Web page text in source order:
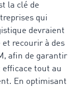
la clé de
qui
devraient
recourir à des
afin de garantir
tout au
En optimisant